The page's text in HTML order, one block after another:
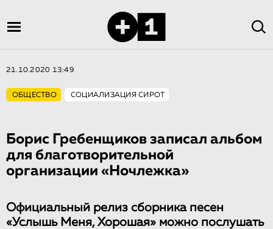
21.10.2020 13:49
ОБЩЕСТВО СОЦИАЛИЗАЦИЯ СИРОТ
Борис Гребенщиков записал альбом
для благотворительной
организации «Ночлежка»
Официальный релиз сборника песен
«Услышь Меня, Хорошая» можно послушать